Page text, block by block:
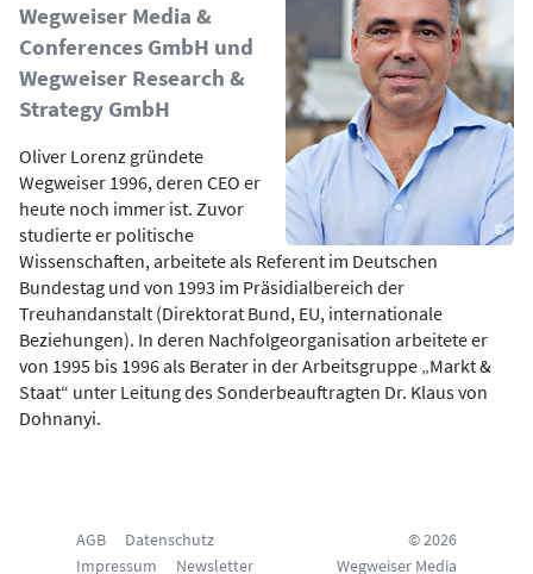
©
Wegweiser Media &
Conferences GmbH und
Wegweiser Research &
Strategy GmbH
Oliver Lorenz gründete
Wegweiser 1996, deren CEO er
heute noch immer ist. Zuvor
studierte er politische
Wissenschaften, arbeitete als Referent im Deutschen
Bundestag und von 1993 im Präsidialbereich der
Treuhandanstalt (Direktorat Bund, EU, internationale
Beziehungen). In deren Nachfolgeorganisation arbeitete er
von 1995 bis 1996 als Berater in der Arbeitsgruppe „Markt &
Staat“ unter Leitung des Sonderbeauftragten Dr. Klaus von
Dohnanyi.
AGB
Datenschutz
Impressum
Newsletter
© 2026
Wegweiser Media